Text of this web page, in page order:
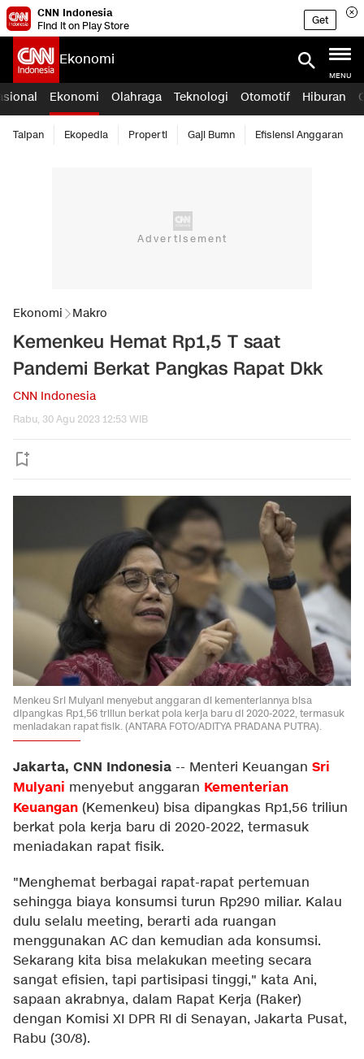
CNN Indonesia
Find it on Play Store
Get
Ekonomi
MENU
Ekonomi Olahraga Teknologi Otomotif Hiburan
Taipan Ekopedia Properti Gaji Bumn Efisiensi Anggaran
Ekonomi Makro
Kemenkeu Hemat Rp1,5 T saat
Pandemi Berkat Pangkas Rapat Dkk
CNN Indonesia
Rabu, 30 Agu 2023 12:53 WIB
Menkeu Sri Mulyani menyebut anggaran di kementeriannya bisa
dipangkas Rp1,56 triliun berkat pola kerja baru di 2020-2022, termasuk
meniadakan rapat fisik. (ANTARA FOTO/ADITYA PRADANA PUTRA).
Jakarta, CNN Indonesia -- Menteri Keuangan Sri
Mulyani menyebut anggaran Kementerian
Keuangan (Kemenkeu) bisa dipangkas Rp1,56 triliun
berkat pola kerja baru di 2020-2022, termasuk
meniadakan rapat fisik.
"Menghemat berbagai rapat-rapat pertemuan
sehingga biaya konsumsi turun Rp290 miliar. Kalau
dulu selalu meeting, berarti ada ruangan
menggunakan AC dan kemudian ada konsumsi.
Sekarang kita bisa melakukan meeting secara
sangat efisien, tapi partisipasi tinggi," kata Ani,
sapaan akrabnya, dalam Rapat Kerja (Raker)
dengan Komisi XI DPR RI di Senayan, Jakarta Pusat,
Rabu (30/8).